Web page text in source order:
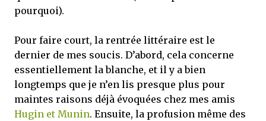
pourquoi).
Pour faire court, la rentrée littéraire est le
dernier de mes soucis. D’abord, cela concerne
essentiellement la blanche, et il y a bien
longtemps que je n’en lis presque plus pour
maintes raisons déjà évoquées chez mes amis
Hugin et Munin. Ensuite, la profusion même des